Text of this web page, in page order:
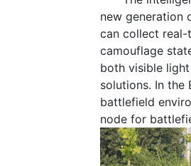
new generation
can collect real-
camouflage
both visible
solutions. In the
battlefield
node for